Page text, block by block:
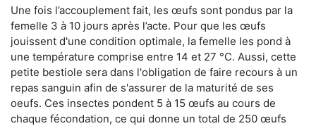
Une fois l’accouplement fait, les œufs sont pondus par la
femelle 3 à 10 jours après l’acte. Pour que les œufs
jouissent d'une condition optimale, la femelle les pond à
une température comprise entre 14 et 27 °C. Aussi, cette
petite bestiole sera dans l'obligation de faire recours à un
repas sanguin afin de s'assurer de la maturité de ses
oeufs. Ces insectes pondent 5 à 15 œufs au cours de
chaque fécondation, ce qui donne un total de 250 œufs